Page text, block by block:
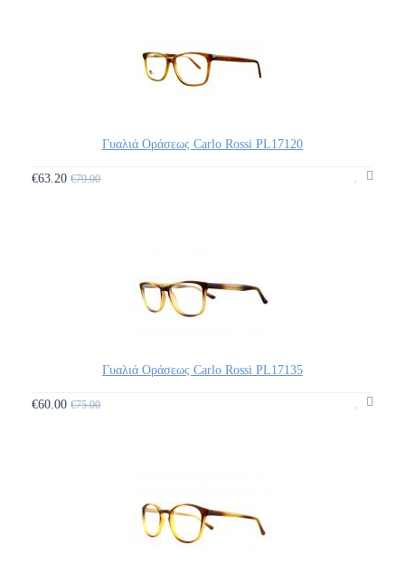
Γυαλιά Οράσεως Carlo Rossi PL17120
€63.20€79.00
Γυαλιά Οράσεως Carlo Rossi PL17135
€60.00€75.00